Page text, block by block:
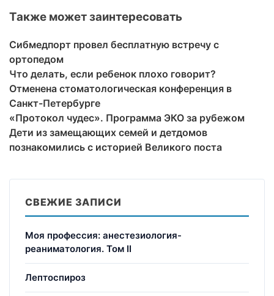
Также может заинтересовать
Сибмедпорт провел бесплатную встречу с
ортопедом
Что делать, если ребенок плохо говорит?
Отменена стоматологическая конференция в
Санкт-Петербурге
«Протокол чудес». Программа ЭКО за рубежом
Дети из замещающих семей и детдомов
познакомились с историей Великого поста
СВЕЖИЕ ЗАПИСИ
Моя профессия: анестезиология-
реаниматология. Том II
Лептоспироз